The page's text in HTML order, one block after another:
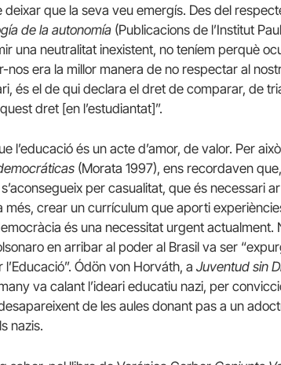
deixar que la seva veu emergís. Des del
de la autonomía (Publicacions de l’Institut
una neutralitat inexistent, no teníem perquè
nos era la millor manera de no respectar al
és el de qui declara el dret de comparar, de
dret [en l’estudiantat]”.
l’educació és un acte d’amor, de valor. Per
(Morata 1997), ens recordaven
per casualitat, que és necessari
més, crear un currículum que aporti
és una necessitat urgent actualment.
en arribar al poder al Brasil va ser
Ódön von Horváth, a Juventud sin
va calant l’ideari educatiu nazi, per
de les aules donant pas a un
nazis.